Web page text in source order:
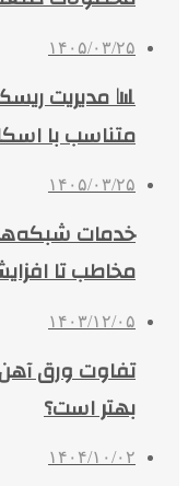
۱۴۰۵/۰۳/۲۵
📊 مدیریت
متناسب با
۱۴۰۵/۰۳/۲۵
مخاطب تا
۱۴۰۳/۱۲/۰۵
تفاوت ورق
بهتر است؟
۱۴۰۴/۱۰/۰۲